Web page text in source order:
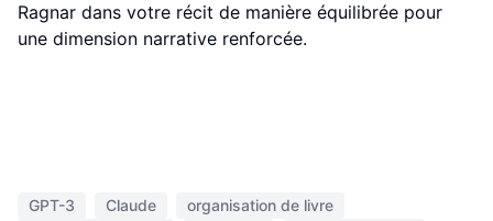
Ragnar dans votre récit de manière équilibrée pour
une dimension narrative renforcée.
GPT-3 Claude
organisation de livre